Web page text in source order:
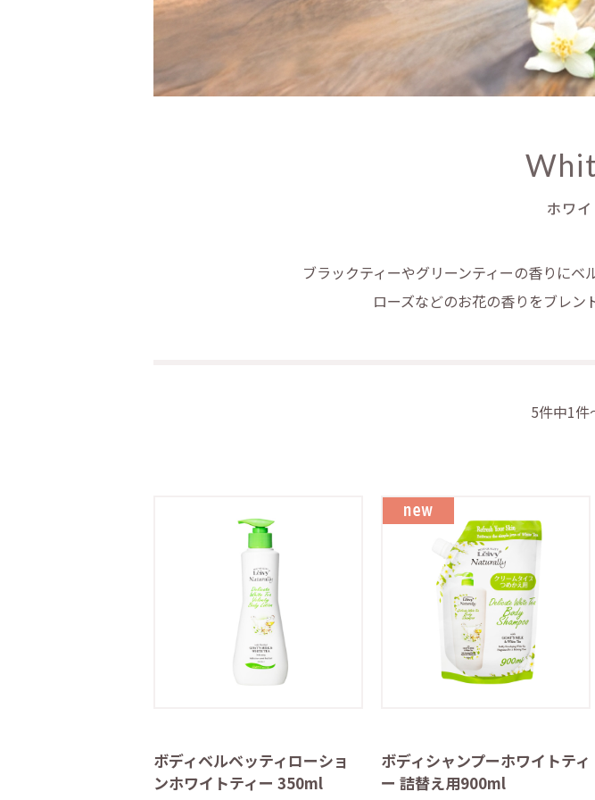
ホワ
ブラックティーやグリーンティーの香りにベ
ローズなどのお花の香りをブレン
5件中1件
ボディベルベッティローショ
ンホワイトティー 350ml
ボディシャンプーホワイトティ
ー 詰替え用900ml